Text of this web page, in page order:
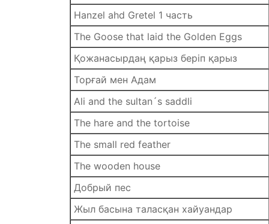
Hanzel ahd Gretel 1 часть
The Goose that laid the Golden Eggs
Қожанасырдаң қарыз беріп қарыз
Торғай мен Адам
Ali and the sultan´s saddli
The hare and the tortoise
The small red feather
The wooden house
Добрый пес
Жыл басына таласқан хайуандар